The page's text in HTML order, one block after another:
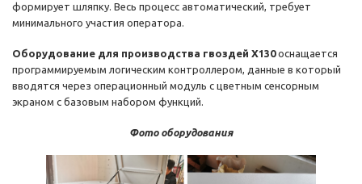
формирует шляпку. Весь процесс автоматический, требует
минимального участия оператора.
Оборудование для производства гвоздей X130оснащается
программируемым логическим контроллером, данные в который
вводятся через операционный модуль с цветным сенсорным
экраном с базовым набором функций.
Фото оборудования